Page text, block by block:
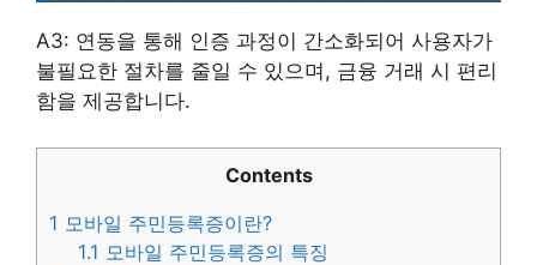
A3: 연동을 통해 인증 과정이 간소화되어 사용자가
불필요한 절차를 줄일 수 있으며, 금융 거래 시 편리
함을 제공합니다.
Contents
1 모바일 주민등록증이란?
1.1 모바일 주민등록증의 특징